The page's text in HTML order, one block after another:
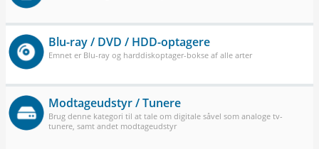
Blu-ray / DVD / HDD-optagere
Emnet er Blu-ray og harddiskoptager-bokse af alle arter
Modtageudstyr / Tunere
Brug denne kategori til at tale om digitale såvel som analoge tv-
tunere, samt andet modtageudstyr